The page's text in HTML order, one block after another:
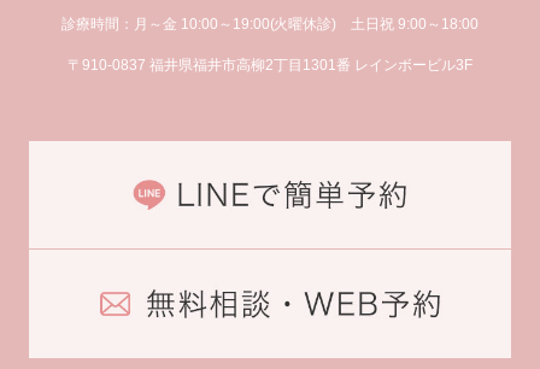
診療時間：月～金 10:00～19:00(火曜休診) 土日祝 9:00～18:00
〒910-0837 福井県福井市高柳2丁目1301番 レインボービル3F